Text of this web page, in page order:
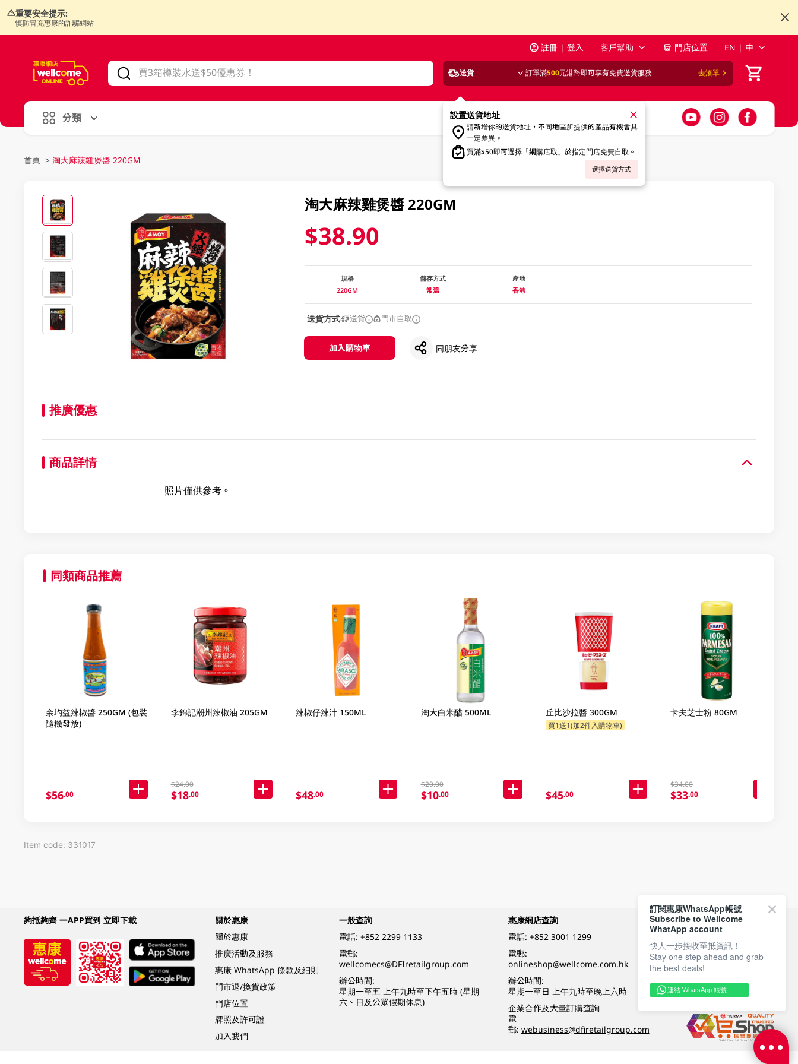
重要安全提示:
慎防冒充惠康的詐騙網站
註冊 | 登入 客戶幫助 門店位置 EN | 中
送貨 訂單滿500元港幣即可享有免費送貨服務 去湊單
設置送貨地址
請新增你的送貨地址，不同地區所提供的產品有機會具
一定差異。
買滿$50即可選擇「網購店取」於指定門店免費自取。
選擇送貨方式
分類
首頁 > 淘大麻辣雞煲醬 220GM
淘大麻辣雞煲醬 220GM
$38.90
規格
220GM
儲存方式
常溫
產地
香港
送貨方式 送貨 門市自取
加入購物車 同朋友分享
推廣優惠
商品詳情
照片僅供參考。
同類商品推薦
余均益辣椒醬 250GM (包裝
隨機發放)
$56.00
李錦記潮州辣椒油 205GM
$24.00
$18.00
辣椒仔辣汁 150ML
$48.00
淘大白米醋 500ML
$20.00
$10.00
丘比沙拉醬 300GM
買1送1(加2件入購物車)
$45.00
卡夫芝士粉 80GM
$34.00
$33.00
Item code: 331017
夠抵夠齊 一APP買到 立即下載
關於惠康
關於惠康
推廣活動及服務
惠康 WhatsApp 條款及細則
門市退/換貨政策
門店位置
牌照及許可證
加入我們
一般查詢
電話: +852 2299 1133
電郵:
wellcomecs@DFIretailgroup.com
辦公時間:
星期一至五 上午九時至下午五時 (星期
六、日及公眾假期休息)
惠康網店查詢
電話: +852 3001 1299
電郵:
onlineshop@wellcome.com.hk
辦公時間:
星期一至日 上午九時至晚上六時
企業合作及大量訂購查詢
電
郵: webusiness@dfiretailgroup.com
付款方式
關注我們
訂閱惠康WhatsApp帳號
Subscribe to Wellcome
WhatApp account
快人一步接收至抵資訊！
Stay one step ahead and grab
the best deals!
連結 WhatsApp 帳號